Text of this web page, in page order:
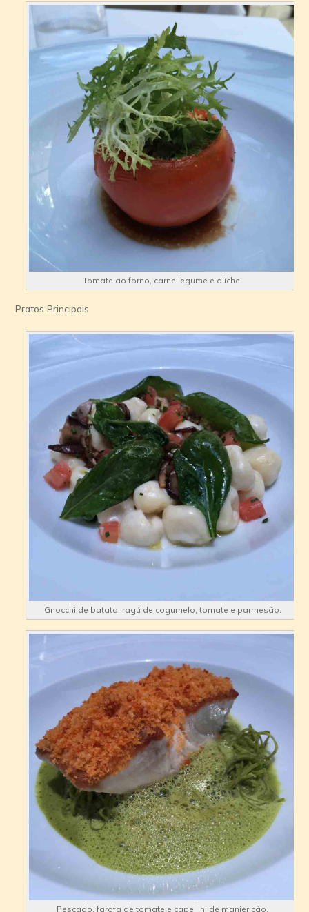
Tomate ao forno, carne legume e aliche.
Pratos Principais
Gnocchi de batata, ragú de cogumelo, tomate e parmesão.
Pescado, farofa de tomate e capellini de manjericão.